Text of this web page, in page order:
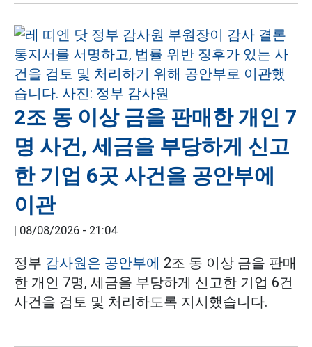
2조 동 이상 금을 판매한 개인 7
명 사건, 세금을 부당하게 신고
한 기업 6곳 사건을 공안부에
이관
| 08/08/2026 - 21:04
정부 감사원은 공안부에 2조 동 이상 금을 판매
한 개인 7명, 세금을 부당하게 신고한 기업 6건
사건을 검토 및 처리하도록 지시했습니다.